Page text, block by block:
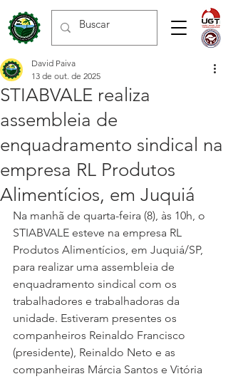
STIABVALE realiza
assembleia de
enquadramento sindical na
empresa RL Produtos
Alimentícios, em Juquiá
David Paiva
13 de out. de 2025
Na manhã de quarta-feira (8), às 10h, o
STIABVALE esteve na empresa RL
Produtos Alimentícios, em Juquiá/SP,
para realizar uma assembleia de
enquadramento sindical com os
trabalhadores e trabalhadoras da
unidade. Estiveram presentes os
companheiros Reinaldo Francisco
(presidente), Reinaldo Neto e as
companheiras Márcia Santos e Vitória